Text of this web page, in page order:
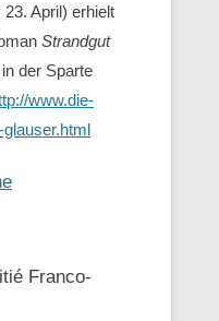
April) erhielt
Strandgut
der Sparte
www.die-
Franco-